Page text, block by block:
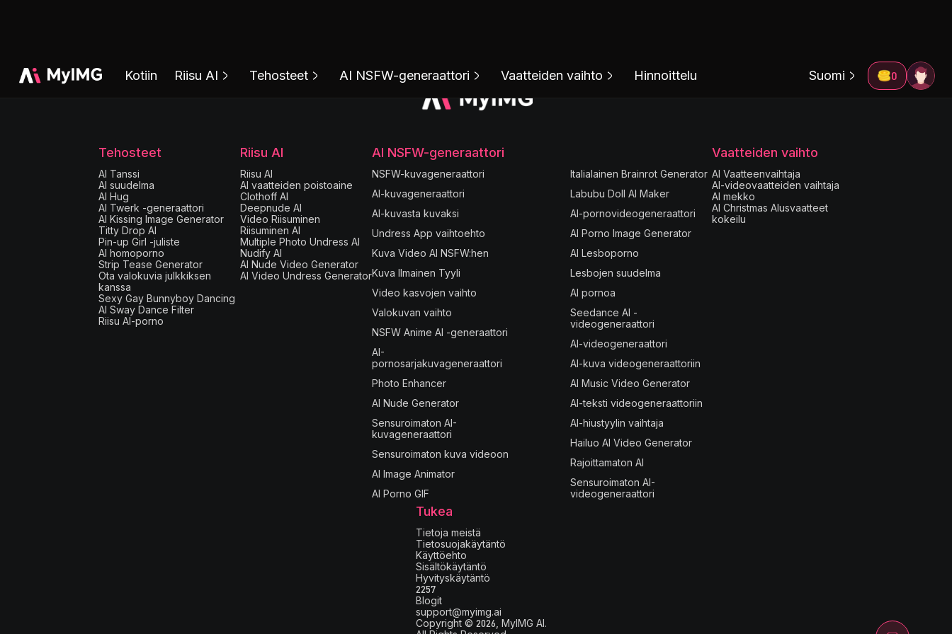
Kotiin Riisu AI Tehosteet AI NSFW-generaattori Vaatteiden vaihto Hinnoittelu Suomi 0
Tehosteet
AI Tanssi
AI suudelma
AI Hug
AI Twerk -generaattori
AI Kissing Image Generator
Titty Drop AI
Pin-up Girl -juliste
AI homoporno
Strip Tease Generator
Ota valokuvia julkkiksen
kanssa
Sexy Gay Bunnyboy Dancing
AI Sway Dance Filter
Riisu AI-porno
Riisu AI
Riisu AI
AI vaatteiden poistoaine
Clothoff AI
Deepnude AI
Video Riisuminen
Riisuminen AI
Multiple Photo Undress AI
Nudify AI
AI Nude Video Generator
AI Video Undress Generator
AI NSFW-generaattori
NSFW-kuvageneraattori
AI-kuvageneraattori
AI-kuvasta kuvaksi
Undress App vaihtoehto
Kuva Video AI NSFW:hen
Kuva Ilmainen Tyyli
Video kasvojen vaihto
Valokuvan vaihto
NSFW Anime AI -generaattori
AI-
pornosarjakuvageneraattori
Photo Enhancer
AI Nude Generator
Sensuroimaton AI-
kuvageneraattori
Sensuroimaton kuva videoon
AI Image Animator
AI Porno GIF
Italialainen Brainrot Generator
Labubu Doll AI Maker
AI-pornovideogeneraattori
AI Porno Image Generator
AI Lesboporno
Lesbojen suudelma
AI pornoa
Seedance AI -
videogeneraattori
AI-videogeneraattori
AI-kuva videogeneraattoriin
AI Music Video Generator
AI-teksti videogeneraattoriin
AI-hiustyylin vaihtaja
Hailuo AI Video Generator
Rajoittamaton AI
Sensuroimaton AI-
videogeneraattori
Vaatteiden vaihto
AI Vaatteenvaihtaja
AI-videovaatteiden vaihtaja
AI mekko
AI Christmas Alusvaatteet
kokeilu
Tukea
Tietoja meistä
Tietosuojakäytäntö
Käyttöehto
Sisältökäytäntö
Hyvityskäytäntö
2257
Blogit
support@myimg.ai
Copyright © 2026, MyIMG AI.